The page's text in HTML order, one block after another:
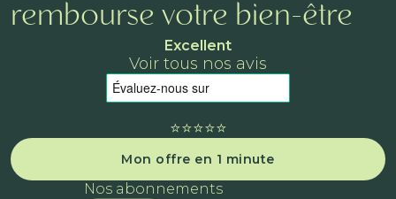
rembourse votre bien-être
Excellent
Voir tous nos avis
⭐️⭐️⭐️⭐️⭐️
Mon offre en 1 minute
Nos abonnements